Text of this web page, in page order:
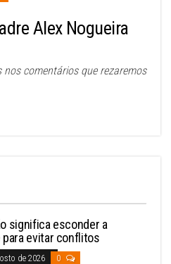
Alex Nogueira
nos comentários que rezaremos
significa esconder a
para evitar conflitos
de 2026 0